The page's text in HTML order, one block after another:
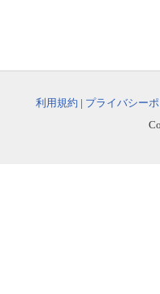
利用規約 | プライバシー